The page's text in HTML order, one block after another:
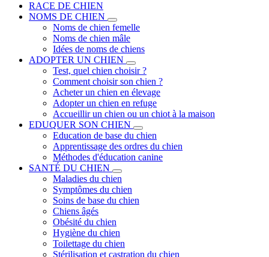
RACE DE CHIEN
NOMS DE CHIEN
Noms de chien femelle
Noms de chien mâle
Idées de noms de chiens
ADOPTER UN CHIEN
Test, quel chien choisir ?
Comment choisir son chien ?
Acheter un chien en élevage
Adopter un chien en refuge
Accueillir un chien ou un chiot à la maison
EDUQUER SON CHIEN
Education de base du chien
Apprentissage des ordres du chien
Méthodes d'éducation canine
SANTÉ DU CHIEN
Maladies du chien
Symptômes du chien
Soins de base du chien
Chiens âgés
Obésité du chien
Hygiène du chien
Toilettage du chien
Stérilisation et castration du chien